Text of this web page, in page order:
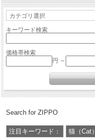
キーワード検索
価格帯検索
円 ～
Search for ZIPPO
注目キーワード： 猫（Cat）